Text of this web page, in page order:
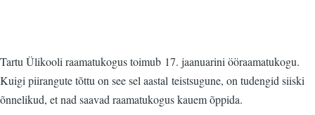
Tartu Ülikooli raamatukogus toimub 17. jaanuarini ööraamatukogu.
Kuigi piirangute tõttu on see sel aastal teistsugune, on tudengid siiski
õnnelikud, et nad saavad raamatukogus kauem õppida.